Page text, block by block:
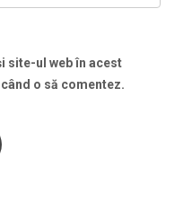
site-ul web în acest
o să comentez.